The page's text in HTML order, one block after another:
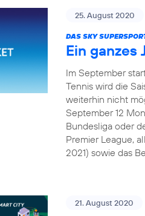
25. August 2020
DAS SKY
Ein
Im September
Tennis wird die
weiterhin nicht
September 12
Bundesliga oder
Premier League,
2021) sowie das
21. August 2020